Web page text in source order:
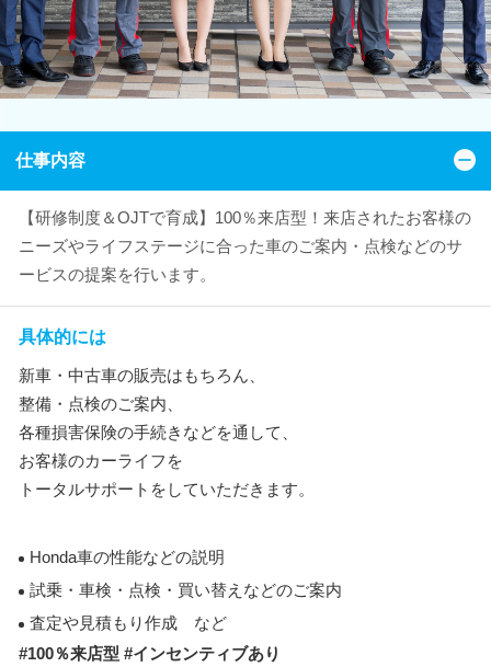
仕事内容
【研修制度＆OJTで育成】100％来店型！来店されたお客様の
ニーズやライフステージに合った車のご案内・点検などのサ
ービスの提案を行います。
具体的には
新車・中古車の販売はもちろん、
整備・点検のご案内、
各種損害保険の手続きなどを通して、
お客様のカーライフを
トータルサポートをしていただきます。
Honda車の性能などの説明
試乗・車検・点検・買い替えなどのご案内
査定や見積もり作成 など
#100％来店型 #インセンティブあり